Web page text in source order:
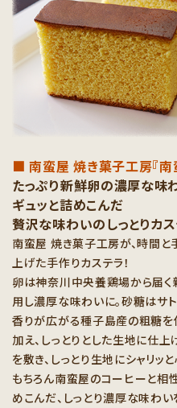
■ 南蛮屋 焼き菓子工房『南
たっぷり新鮮卵の濃厚な味
ギュッと詰めこんだ
贅沢な味わいのしっとりカ
南蛮屋 焼き菓子工房が、時間
上げた手作りカステラ！
卵は神奈川中央養鶏場から届く
用し濃厚な味わいに。砂糖はサ
香りが広がる種子島産の粗糖を
加え、しっとりとした生地に仕
を敷き、しっとり生地にシャリッ
もちろん南蛮屋のコーヒーと相
めこんだ、しっとり濃厚な味わい